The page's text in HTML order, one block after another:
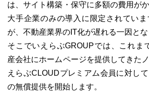
ニュース一覧 お役立ちブログ
は、サイト構築・保守に多額の費用が
大手企業のみの導入に限定されてい
が、不動産業界のIT化が遅れる一因とな
そこでいえらぶGROUPでは、これま
産会社にホームページを提供してきた
えらぶCLOUDプレミアム会員に対して
の無償提供を開始します。